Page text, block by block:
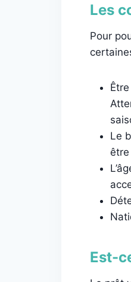
Les
Pour
Être
Le
être
Est-